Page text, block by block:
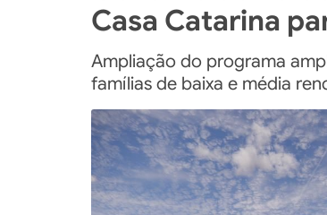
Casa Catarina
Ampliação do programa
famílias de baixa e média